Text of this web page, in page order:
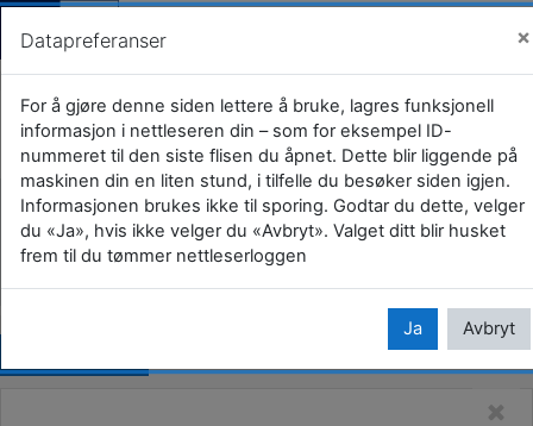
Gå til hovedinnhold
Logg
E-læring om veteraner for øvrige
aktører
Hjem Kurs
Kommuner og fylkeskommuner
39 Vestfold
Horten kommune
E-læringskurs
Datapreferanser ×
For å gjøre denne siden lettere å bruke, lagres funksjonell
informasjon i nettleseren din – som for eksempel ID-
nummeret til den siste flisen du åpnet. Dette blir liggende på
maskinen din en liten stund, i tilfelle du besøker siden igjen.
Informasjonen brukes ikke til sporing. Godtar du dette, velger
du «Ja», hvis ikke velger du «Avbryt». Valget ditt blir husket
frem til du tømmer nettleserloggen
Ja Avbryt